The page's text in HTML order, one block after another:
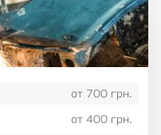
от 700 грн.
от 400 грн.